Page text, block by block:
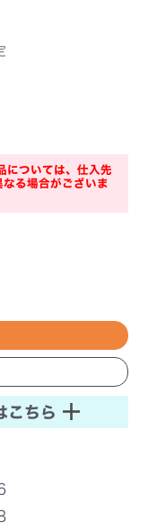
については、仕入先
る場合がございま
こちら